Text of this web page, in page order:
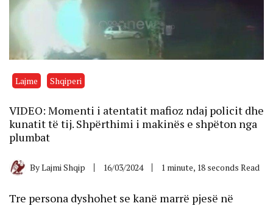
Lajme Shqiperi
VIDEO: Momenti i atentatit mafioz ndaj policit dhe
kunatit të tij. Shpërthimi i makinës e shpëton nga
plumbat
ByLajmi Shqip 16/03/2024 1 minute, 18 seconds Read
Tre persona dyshohet se kanë marrë pjesë në